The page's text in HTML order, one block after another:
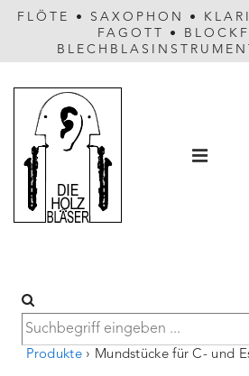
FLÖTE • SAXOPHON •
FAGOTT
•
Produkte › Mundstücke für C- und